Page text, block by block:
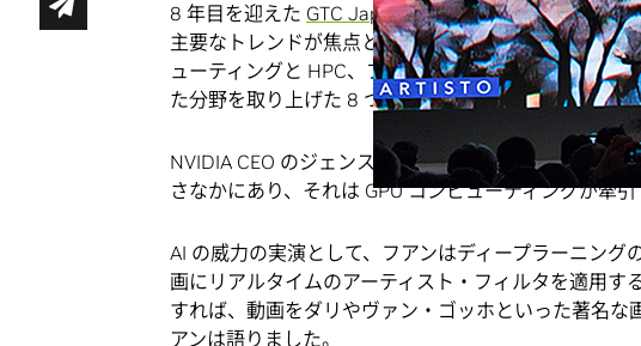
8 年目を迎えた GTC Japanでは、人工知能（AI）、ロ
主要なトレンドが焦点となっています。来場者は、自
ューティングと HPC、プロフェッショナル向け視覚
た分野を取り上げた 8 つのトラックで行われる 70 の
NVIDIA CEO のジェンスン・フアン (Jen-Hsun
さなかにあり、それは GPU コンピューティングが牽
AI の威力の実演として、フアンはディープラーニン
画にリアルタイムのアーティスト・フィルタを適用
すれば、動画をダリやヴァン・ゴッホといった著名
アンは語りました。